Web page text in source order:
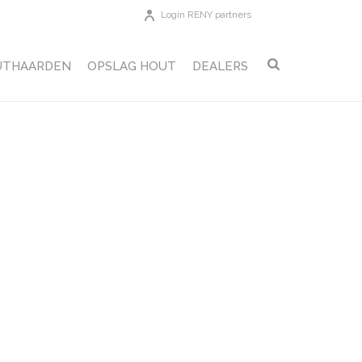
Login RENY partners
OPSLAG HOUT DEALERS